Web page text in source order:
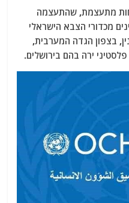
מתעצמת, שהתעצמה
עם הרג 9 פלסטינים מכדורי הצבא הישראלי
בצפון הגדה המערבית,